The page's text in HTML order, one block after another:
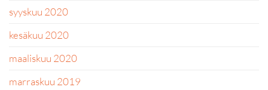
syyskuu 2020
kesäkuu 2020
maaliskuu 2020
marraskuu 2019